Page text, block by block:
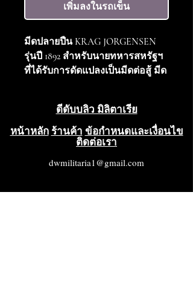
เพิ่มลงในรถเข็น
มีดปลายปืน KRAG JORGENSEN
รุ่นปี 1892 สำหรับนายทหารสหรัฐฯ
ที่ได้รับการดัดแปลงเป็นมีดต่อสู้ มีด
ชื่อ Lt. Roberts ด้านหน้าของฝักและ
ด้ามสลักอักษรย่อ ใบมีดสลักปี 1899
และ US มีรอยเปื้อนและรอยบุ๋มบ้าง
แต่ฝักยังอยู่ในสภาพดี ยืดหยุ่น ไม่มี
ดีดับบลิว มิลิตาเรีย
หน้าหลัก ร้านค้า ข้อกำหนดและเงื่อนไข
ติดต่อเรา
dwmilitaria1@gmail.com